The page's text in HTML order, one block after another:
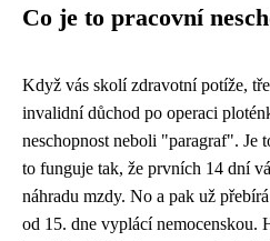
Co je to pracovní
Když vás skolí zdravotní potíže,
invalidní důchod po operaci
neschopnost neboli "paragraf". Je
to funguje tak, že prvních 14 dní
náhradu mzdy. No a pak už
od 15. dne vyplácí nemocenskou.